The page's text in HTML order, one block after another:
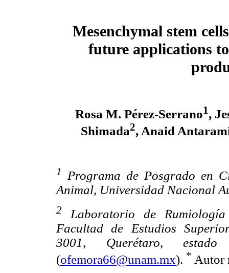
Mesenchymal stem
future applications
Rosa M. Pérez-Serrano1 ,
Shimada2, Anaid
1
Programa de Posgrado en
Animal, Universidad Nacional
2
Laboratorio de
Facultad de Estudios
3001, Querétaro,
(ofemora66@unam.mx). * Autor